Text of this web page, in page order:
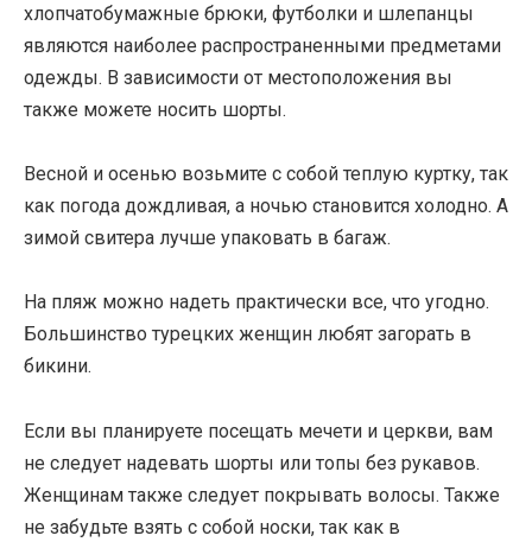
хлопчатобумажные брюки, футболки и шлепанцы
являются наиболее распространенными предметами
одежды. В зависимости от местоположения вы
также можете носить шорты.
Весной и осенью возьмите с собой теплую куртку, так
как погода дождливая, а ночью становится холодно. А
зимой свитера лучше упаковать в багаж.
На пляж можно надеть практически все, что угодно.
Большинство турецких женщин любят загорать в
бикини.
Если вы планируете посещать мечети и церкви, вам
не следует надевать шорты или топы без рукавов.
Женщинам также следует покрывать волосы. Также
не забудьте взять с собой носки, так как в